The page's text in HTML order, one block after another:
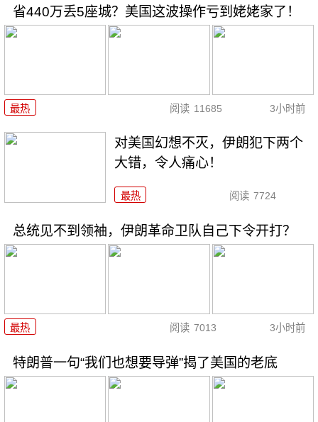
省440万丢5座城？美国这波操作亏到姥姥家了！
最热 阅读 11685 3小时前
对美国幻想不灭，伊朗犯下两个
大错，令人痛心！
最热 阅读 7724
总统见不到领袖，伊朗革命卫队自己下令开打？
最热 阅读 7013 3小时前
特朗普一句“我们也想要导弹”揭了美国的老底